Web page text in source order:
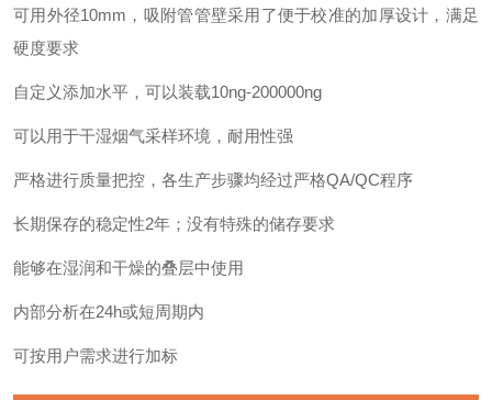
可用外径10mm，吸附管管壁采用了便于校准的加厚设计，满足
硬度要求
自定义添加水平，可以装载10ng-200000ng
可以用于干湿烟气采样环境，耐用性强
严格进行质量把控，各生产步骤均经过严格QA/QC程序
长期保存的稳定性2年；没有特殊的储存要求
能够在湿润和干燥的叠层中使用
内部分析在24h或短周期内
可按用户需求进行加标